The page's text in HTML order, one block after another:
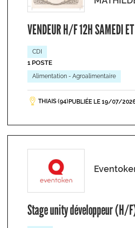
VENDEUR H/F 12H SAMEDI
CDI
1 POSTE
Alimentation - Agroalimentaire
THIAIS (94) PUBLIÉE LE 19/07/
Stage unity développeur (H/